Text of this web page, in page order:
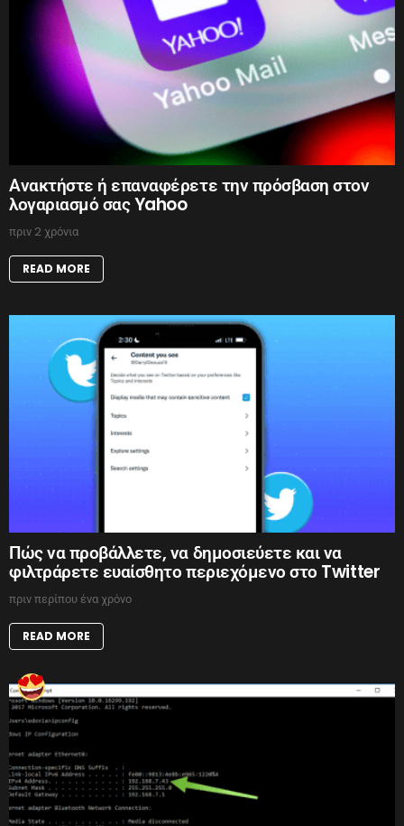
Ανακτήστε ή επαναφέρετε την πρόσβαση στον
λογαριασμό σας Yahoo
πριν 2 χρόνια
READ MORE
Πώς να προβάλλετε, να δημοσιεύετε και να
φιλτράρετε ευαίσθητο περιεχόμενο στο Twitter
πριν περίπου ένα χρόνο
READ MORE